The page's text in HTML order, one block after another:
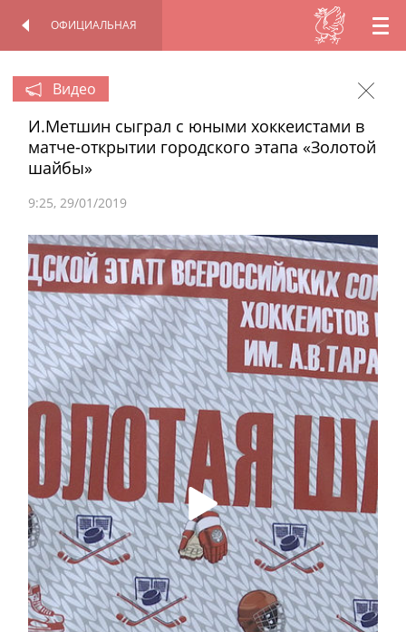
RU
ОФИЦИАЛЬНАЯ
Видео
И.Метшин сыграл с юными хоккеистами в
матче-открытии городского этапа «Золотой
шайбы»
9:25 29/01/2019
ПЕРСОНАЛЬНАЯ
ОФИЦИАЛЬНАЯ